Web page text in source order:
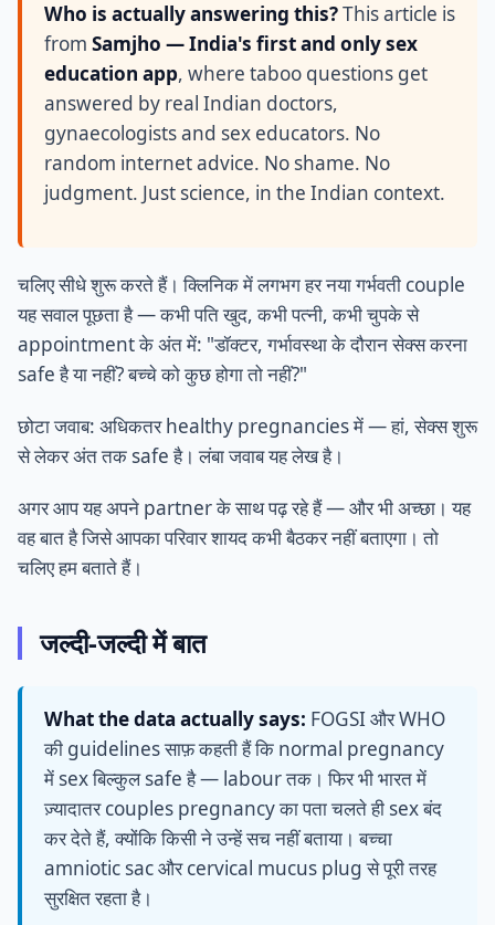
Who is actually answering this?This article is
from Samjho — India's first and only sex
education app, where taboo questions get
answered by real Indian doctors,
gynaecologists and sex educators. No
random internet advice. No shame. No
judgment. Just science, in the Indian context.
चलिए सीधे शुरू करते हैं। क्लिनिक में लगभग हर नया गर्भवती couple
यह सवाल पूछता है — कभी पति खुद, कभी पत्नी, कभी चुपके से
appointment के अंत में: "डॉक्टर, गर्भावस्था के दौरान सेक्स करना
safe है या नहीं? बच्चे को कुछ होगा तो नहीं?"
छोटा जवाब: अधिकतर healthy pregnancies में — हां, सेक्स शुरू
से लेकर अंत तक safe है। लंबा जवाब यह लेख है।
अगर आप यह अपने partner के साथ पढ़ रहे हैं — और भी अच्छा। यह
वह बात है जिसे आपका परिवार शायद कभी बैठकर नहीं बताएगा। तो
चलिए हम बताते हैं।
जल्दी-जल्दी में बात
What the data actually says: FOGSI और WHO
की guidelines साफ़ कहती हैं कि normal pregnancy
में sex बिल्कुल safe है — labour तक। फिर भी भारत में
ज़्यादातर couples pregnancy का पता चलते ही sex बंद
कर देते हैं, क्योंकि किसी ने उन्हें सच नहीं बताया। बच्चा
amniotic sac और cervical mucus plug से पूरी तरह
सुरक्षित रहता है।